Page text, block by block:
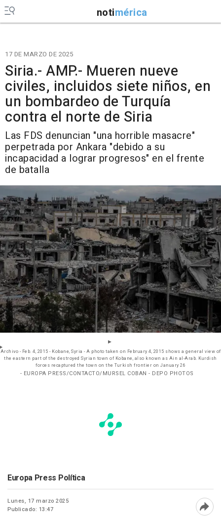
notimérica
17 DE MARZO DE 2025
Siria.- AMP.- Mueren nueve
civiles, incluidos siete niños, en
un bombardeo de Turquía
contra el norte de Siria
Las FDS denuncian "una horrible masacre"
perpetrada por Ankara "debido a su
incapacidad a lograr progresos" en el frente
de batalla
Archivo - Feb. 4, 2015 - Kobane, Syria - A photo taken on February 4, 2015 shows a general view of
the eastern part of the destroyed Syrian town of Kobane, also known as Ain al-Arab. Kurdish
forces recaptured the town on the Turkish frontier on January 26
- EUROPA PRESS/CONTACTO/MURSEL COBAN - DEPO PHOTOS
Europa Press Política
Lunes, 17 marzo 2025
Publicado: 13:47